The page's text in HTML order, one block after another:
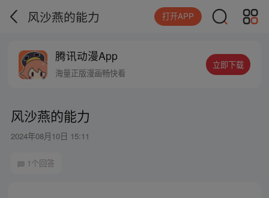
风沙燕的能力 打开APP
腾讯动漫App
海量正版漫画畅快看
立即下载
风沙燕的能力
2024年08月10日 15:11
1个回答